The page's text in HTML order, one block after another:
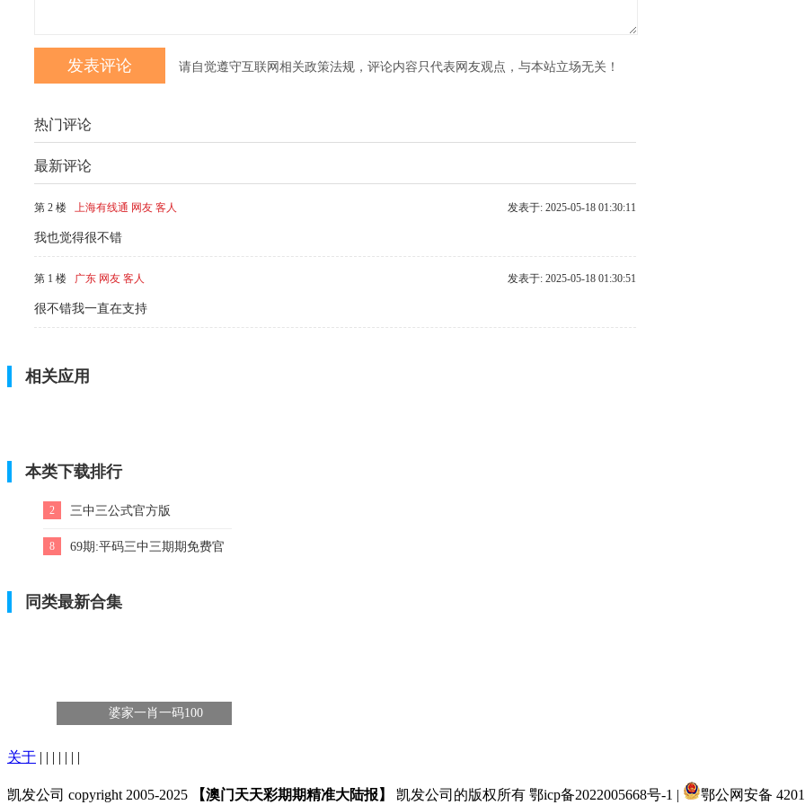
请自觉遵守互联网相关政策法规，评论内容只代表网友观点，与本站立场无关！
热门评论
最新评论
第 2 楼 上海有线通 网友 客人 发表于: 2025-05-18 01:30:11
我也觉得很不错
第 1 楼 广东 网友 客人 发表于: 2025-05-18 01:30:51
很不错我一直在支持
相关应用
本类下载排行
2 三中三公式官方版
8 69期:平码三中三期期免费官
同类最新合集
婆家一肖一码100
关于 | | | | | | |
凯发公司 copyright 2005-2025 【澳门天天彩期期精准大陆报】 凯发公司的版权所有 鄂icp备2022005668号-1 | 鄂公网安备